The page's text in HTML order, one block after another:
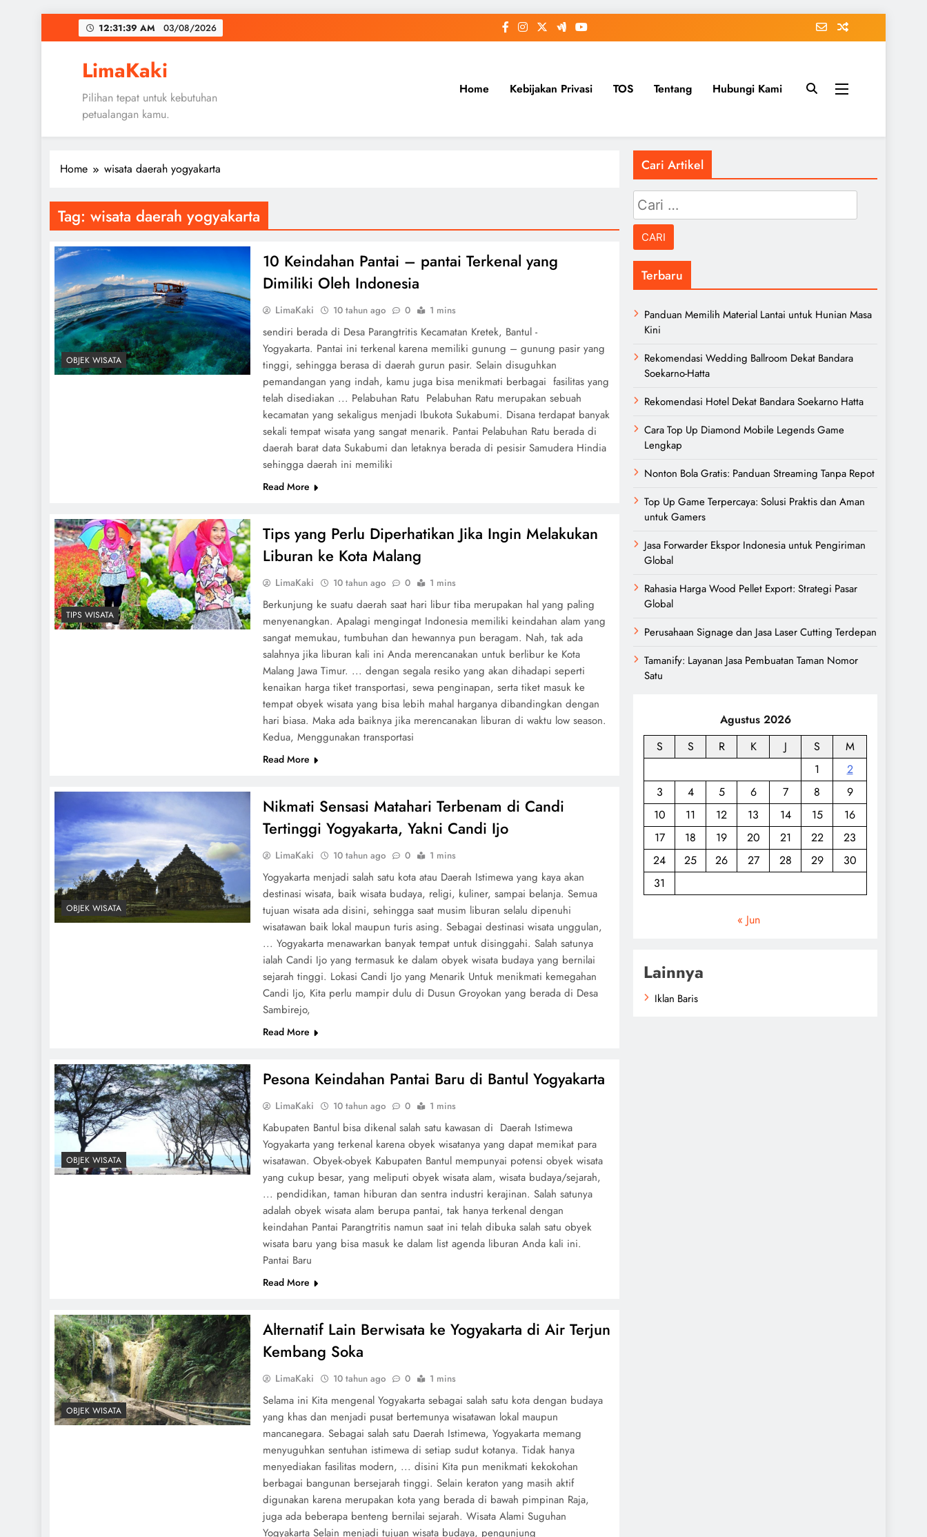
to
12:31:40 AM 03/08/2026
LimaKaki
Pilihan tepat untuk kebutuhan
petualangan kamu.
Home Kebijakan Privasi TOS Tentang Hubungi Kami
Home wisata daerah yogyakarta
Tag: wisata daerah yogyakarta
OBJEK WISATA
10 Keindahan Pantai – pantai Terkenal yang
Dimiliki Oleh Indonesia
LimaKaki 10 tahun ago 0 1 mins
sendiri berada di Desa Parangtritis Kecamatan Kretek, Bantul -
Yogyakarta. Pantai ini terkenal karena memiliki gunung – gunung pasir yang
tinggi, sehingga berasa di daerah gurun pasir. Selain disuguhkan
pemandangan yang indah, kamu juga bisa menikmati berbagai fasilitas yang
telah disediakan ... Pelabuhan Ratu Pelabuhan Ratu merupakan sebuah
kecamatan yang sekaligus menjadi Ibukota Sukabumi. Disana terdapat banyak
sekali tempat wisata yang sangat menarik. Pantai Pelabuhan Ratu berada di
daerah barat data Sukabumi dan letaknya berada di pesisir Samudera Hindia
sehingga daerah ini memiliki
Read More
TIPS WISATA
Tips yang Perlu Diperhatikan Jika Ingin Melakukan
Liburan ke Kota Malang
LimaKaki 10 tahun ago 0 1 mins
Berkunjung ke suatu daerah saat hari libur tiba merupakan hal yang paling
menyenangkan. Apalagi mengingat Indonesia memiliki keindahan alam yang
sangat memukau, tumbuhan dan hewannya pun beragam. Nah, tak ada
salahnya jika liburan kali ini Anda merencanakan untuk berlibur ke Kota
Malang Jawa Timur. ... dengan segala resiko yang akan dihadapi seperti
kenaikan harga tiket transportasi, sewa penginapan, serta tiket masuk ke
tempat obyek wisata yang bisa lebih mahal harganya dibandingkan dengan
hari biasa. Maka ada baiknya jika merencanakan liburan di waktu low season.
Kedua, Menggunakan transportasi
Read More
OBJEK WISATA
Nikmati Sensasi Matahari Terbenam di Candi
Tertinggi Yogyakarta, Yakni Candi Ijo
LimaKaki 10 tahun ago 0 1 mins
Yogyakarta menjadi salah satu kota atau Daerah Istimewa yang kaya akan
destinasi wisata, baik wisata budaya, religi, kuliner, sampai belanja. Semua
tujuan wisata ada disini, sehingga saat musim liburan selalu dipenuhi
wisatawan baik lokal maupun turis asing. Sebagai destinasi wisata unggulan,
... Yogyakarta menawarkan banyak tempat untuk disinggahi. Salah satunya
ialah Candi Ijo yang termasuk ke dalam obyek wisata budaya yang bernilai
sejarah tinggi. Lokasi Candi Ijo yang Menarik Untuk menikmati kemegahan
Candi Ijo, Kita perlu mampir dulu di Dusun Groyokan yang berada di Desa
Sambirejo,
Read More
OBJEK WISATA
Pesona Keindahan Pantai Baru di Bantul Yogyakarta
LimaKaki 10 tahun ago 0 1 mins
Kabupaten Bantul bisa dikenal salah satu kawasan di Daerah Istimewa
Yogyakarta yang terkenal karena obyek wisatanya yang dapat memikat para
wisatawan. Obyek-obyek Kabupaten Bantul mempunyai potensi obyek wisata
yang cukup besar, yang meliputi obyek wisata alam, wisata budaya/sejarah,
... pendidikan, taman hiburan dan sentra industri kerajinan. Salah satunya
adalah obyek wisata alam berupa pantai, tak hanya terkenal dengan
keindahan Pantai Parangtritis namun saat ini telah dibuka salah satu obyek
wisata baru yang bisa masuk ke dalam list agenda liburan Anda kali ini.
Pantai Baru
Read More
OBJEK WISATA
Alternatif Lain Berwisata ke Yogyakarta di Air Terjun
Kembang Soka
LimaKaki 10 tahun ago 0 1 mins
Selama ini Kita mengenal Yogyakarta sebagai salah satu kota dengan budaya
yang khas dan menjadi pusat bertemunya wisatawan lokal maupun
mancanegara. Sebagai salah satu Daerah Istimewa, Yogyakarta memang
menyuguhkan sentuhan istimewa di setiap sudut kotanya. Tidak hanya
menyediakan fasilitas modern, ... disini Kita pun menikmati kekokohan
berbagai bangunan bersejarah tinggi. Selain keraton yang masih aktif
digunakan karena merupakan kota yang berada di bawah pimpinan Raja,
juga ada beberapa benteng bernilai sejarah. Wisata Alami Suguhan
Yogyakarta Selain menjadi tujuan wisata budaya, pengunjung
Cari Artikel
Cari
untuk:
Terbaru
Panduan Memilih Material Lantai untuk Hunian Masa
Kini
Rekomendasi Wedding Ballroom Dekat Bandara
Soekarno-Hatta
Rekomendasi Hotel Dekat Bandara Soekarno Hatta
Cara Top Up Diamond Mobile Legends Game
Lengkap
Nonton Bola Gratis: Panduan Streaming Tanpa Repot
Top Up Game Terpercaya: Solusi Praktis dan Aman
untuk Gamers
Jasa Forwarder Ekspor Indonesia untuk Pengiriman
Global
Rahasia Harga Wood Pellet Export: Strategi Pasar
Global
Perusahaan Signage dan Jasa Laser Cutting Terdepan
Tamanify: Layanan Jasa Pembuatan Taman Nomor
Satu
Agustus 2026
S
S R K J S
M
1
2
3
4 5 6 7 8
9
10
11 12 13 14 15
16
17
18 19 20 21 22
23
24
25 26 27 28 29
30
31
« Jun
Lainnya
Iklan Baris